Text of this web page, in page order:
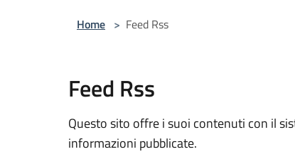
Home > Feed Rss
Feed Rss
Questo sito offre i suoi contenuti con il
informazioni pubblicate.